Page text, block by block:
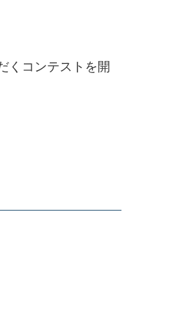
くコンテストを開